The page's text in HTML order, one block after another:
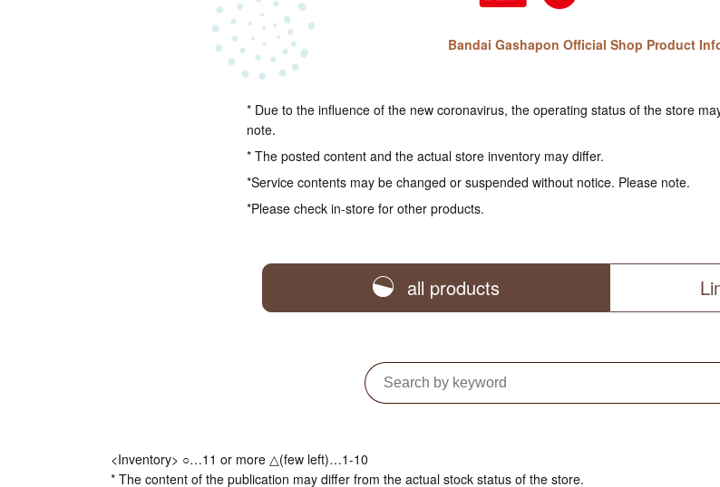
Bandai Gashapon Official Shop Product
* Due to the influence of the new coronavirus, the operating status of the store
note.
* The posted content and the actual store inventory may differ.
*Service contents may be changed or suspended without notice. Please note.
*Please check in-store for other products.
all products
<Inventory> ○…11 or more △(few left)…1-10
* The content of the publication may differ from the actual stock status of the store.